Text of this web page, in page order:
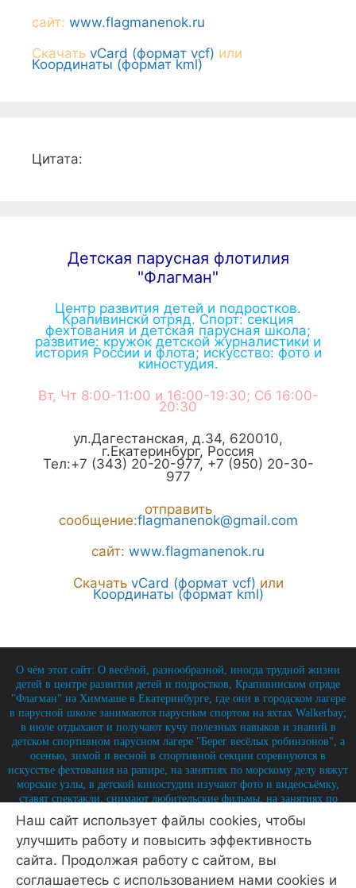
сайт: www.flagmanenok.ru
Скачать vCard (формат vcf) или
Координаты (формат kml)
Цитата:
Детская парусная флотилия
"Флагман"
Центр развития детей и подростков.
Крапивинскй отряд. Спорт: секция
фехтования и детская парусная школа;
развитие: кружок детской журналистики и
история России и флота; искусство: фото и
киностудия.
Вт, Чт 8:00-11:00 и 16:00-19:30; Сб 16:00-
20:30
ул.Дагестанская, д.34, 620010,
г.Екатеринбург, Россия
Тел:+7 (343) 20-20-977, +7 (950) 20-30-
977
отправить
сообщение:flagmanenok@gmail.com
сайт: www.flagmanenok.ru
Скачать vCard (формат vcf) или
Координаты (формат kml)
О чём этот сайт: О весёлой, разнообразной, иногда трудной жизни
детей в центре развития детей и подростков, Крапивинском отряде
"Флагман" на Химмаше в Екатеринбурге, где они в городском лагере
в парусной школе занимаются парусным спортом на яхтах Walkerbay;
в июле отдыхают и получают кучу полезных навыков и знаний в
детском спортивном парусном лагере "Берег весёлых робинзонов", а
осенью, зимой и весной в спортивной секции соревнуются в
искусстве фехтования на рапире, на занятиях по морскому делу вяжут
морские узлы, в детской киностудии изучают фото и видеосъёмку,
ставят спектакли, снимают любительские фильмы, на занятиях по
истории углубляют свои знания по историю России и флота, и
круглый год на занятиях по детской журналистике практикуются в
написании заметок, репортажей, интервью, выпуская стен-газету и
выкладывая лучшие материалы на отрядный сайт.
© 2026 Крапивинский отряд Флагман - детский центр
Наш сайт использует файлы cookies, чтобы
улучшить работу и повысить эффективность
сайта. Продолжая работу с сайтом, вы
соглашаетесь с использованием нами cookies и